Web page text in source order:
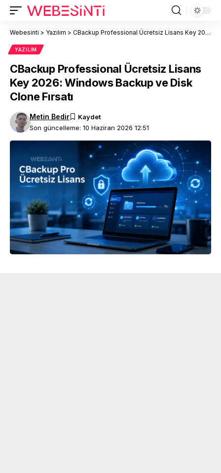
Webesinti > Yazılım > CBackup Professional Ücretsiz Lisans Key 2026: Windows Backup ve Disk Clone Fırsatı
YAZILIM
CBackup Professional Ücretsiz Lisans
Key 2026: Windows Backup ve Disk
Clone Fırsatı
Son güncelleme: 10 Haziran 2026 12:51
Metin Bedir